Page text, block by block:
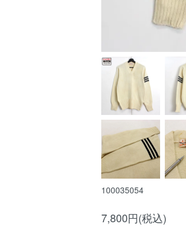
100035054
7,800円(税込)